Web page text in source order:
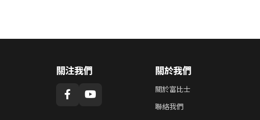
關注我們 關於我們
關於富比士
聯絡我們